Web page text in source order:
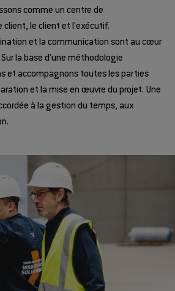
comme un centre de
client, le client et l'exécutif.
et la communication sont au cœur
la base d'une méthodologie
et accompagnons toutes les parties
et la mise en œuvre du projet. Une
à la gestion du temps, aux